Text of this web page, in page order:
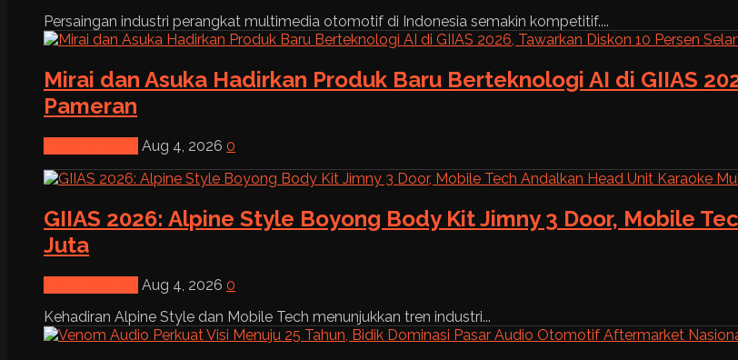
Persaingan industri perangkat multimedia otomotif di Indonesia semakin kompetitif....
Mirai dan Asuka Hadirkan Produk Baru Berteknologi AI di GIIAS
Pameran
Aug 4, 2026 0
GIIAS 2026: Alpine Style Boyong Body Kit Jimny 3 Door, Mobile
Juta
Aug 4, 2026 0
Kehadiran Alpine Style dan Mobile Tech menunjukkan tren industri...